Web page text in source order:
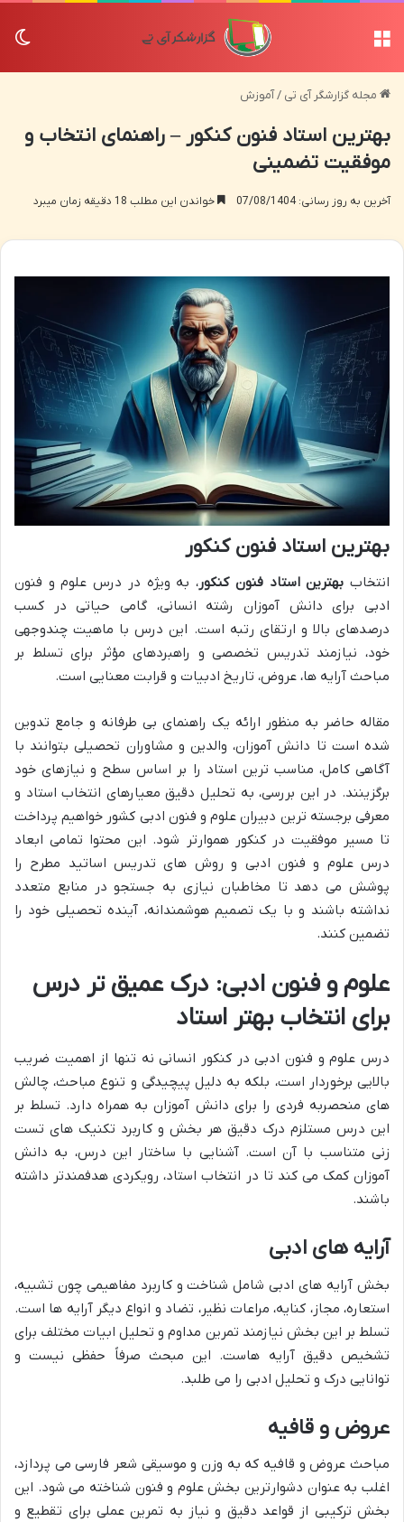
مجله گزارشگر آی تی /آموزش
بهترین استاد فنون کنکور – راهنمای انتخاب و
موفقیت تضمینی
آخرین به روز رسانی: 07/08/1404 خواندن این مطلب 18 دقیقه زمان میبرد
بهترین استاد فنون کنکور
انتخاب بهترین استاد فنون کنکور، به ویژه در درس علوم و فنون
ادبی برای دانش آموزان رشته انسانی، گامی حیاتی در کسب
درصدهای بالا و ارتقای رتبه است. این درس با ماهیت چندوجهی
خود، نیازمند تدریس تخصصی و راهبردهای مؤثر برای تسلط بر
مباحث آرایه ها، عروض، تاریخ ادبیات و قرابت معنایی است.
مقاله حاضر به منظور ارائه یک راهنمای بی طرفانه و جامع تدوین
شده است تا دانش آموزان، والدین و مشاوران تحصیلی بتوانند با
آگاهی کامل، مناسب ترین استاد را بر اساس سطح و نیازهای خود
برگزینند. در این بررسی، به تحلیل دقیق معیارهای انتخاب استاد و
معرفی برجسته ترین دبیران علوم و فنون ادبی کشور خواهیم پرداخت
تا مسیر موفقیت در کنکور هموارتر شود. این محتوا تمامی ابعاد
درس علوم و فنون ادبی و روش های تدریس اساتید مطرح را
پوشش می دهد تا مخاطبان نیازی به جستجو در منابع متعدد
نداشته باشند و با یک تصمیم هوشمندانه، آینده تحصیلی خود را
تضمین کنند.
علوم و فنون ادبی: درک عمیق تر درس
برای انتخاب بهتر استاد
درس علوم و فنون ادبی در کنکور انسانی نه تنها از اهمیت ضریب
بالایی برخوردار است، بلکه به دلیل پیچیدگی و تنوع مباحث، چالش
های منحصربه فردی را برای دانش آموزان به همراه دارد. تسلط بر
این درس مستلزم درک دقیق هر بخش و کاربرد تکنیک های تست
زنی متناسب با آن است. آشنایی با ساختار این درس، به دانش
آموزان کمک می کند تا در انتخاب استاد، رویکردی هدفمندتر داشته
باشند.
آرایه های ادبی
بخش آرایه های ادبی شامل شناخت و کاربرد مفاهیمی چون تشبیه،
استعاره، مجاز، کنایه، مراعات نظیر، تضاد و انواع دیگر آرایه ها است.
تسلط بر این بخش نیازمند تمرین مداوم و تحلیل ابیات مختلف برای
تشخیص دقیق آرایه هاست. این مبحث صرفاً حفظی نیست و
توانایی درک و تحلیل ادبی را می طلبد.
عروض و قافیه
مباحث عروض و قافیه که به وزن و موسیقی شعر فارسی می پردازد،
اغلب به عنوان دشوارترین بخش علوم و فنون شناخته می شود. این
بخش ترکیبی از قواعد دقیق و نیاز به تمرین عملی برای تقطیع و